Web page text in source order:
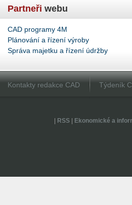
Partneři webu
CAD programy 4M
Plánování a řízení výroby
Správa majetku a řízení údržby
Kontakty redakce CAD Týdeník
RSS| Ekonomické a